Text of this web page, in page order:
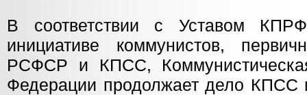
В соответствии с Уставом
инициативе коммунистов,
РСФСР и КПСС,
Федерации продолжает дело